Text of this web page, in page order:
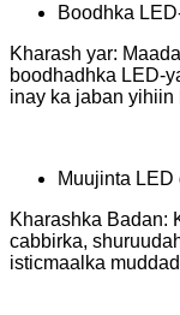
Boodhka
Kharash yar:
boodhadhka LED-
inay ka jaban
Muujinta LED
Kharashka Badan:
cabbirka,
isticmaalka